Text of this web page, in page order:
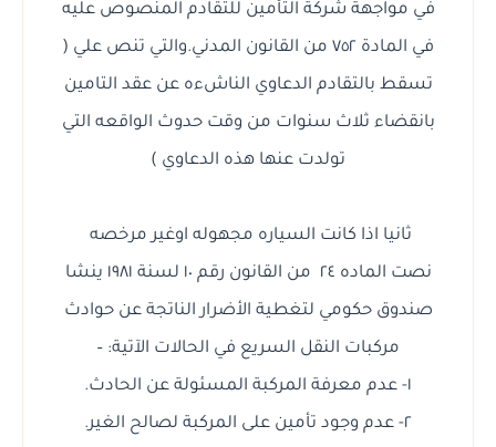
في مواجهة شركة التأمين للتقادم المنصوص عليه
في المادة ٧٥٢ من القانون المدني.والتي تنص علي (
تسقط بالتقادم الدعاوي الناشءه عن عقد التامين
بانقضاء ثلاث سنوات من وقت حدوث الواقعه التي
تولدت عنها هذه الدعاوي )
ثانيا اذا كانت السياره مجهوله اوغير مرخصه
نصت الماده ٢٤ من القانون رقم ١٠ لسنة ١٩٨١ ينشا
صندوق حكومي لتغطية الأضرار الناتجة عن حوادث
مركبات النقل السريع في الحالات الآتية: –
١- عدم معرفة المركبة المسئولة عن الحادث.
٢- عدم وجود تأمين على المركبة لصالح الغير.